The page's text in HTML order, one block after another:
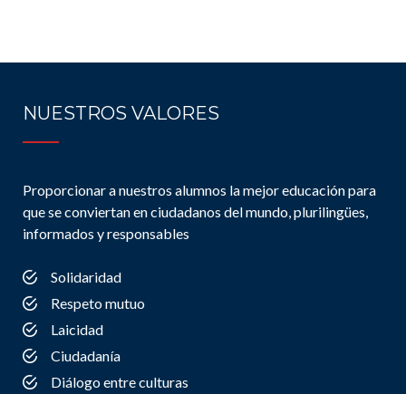
NUESTROS VALORES
Proporcionar a nuestros alumnos la mejor educación para
que se conviertan en ciudadanos del mundo, plurilingües,
informados y responsables
Solidaridad
Respeto mutuo
Laicidad
Ciudadanía
Diálogo entre culturas